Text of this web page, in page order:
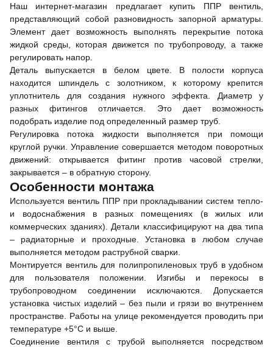
Наш интернет-магазин предлагает купить ППР вентиль,
представляющий собой разновидность запорной арматуры.
Элемент дает возможность выполнять перекрытие потока
жидкой среды, которая движется по трубопроводу, а также
регулировать напор.
Деталь выпускается в белом цвете. В полости корпуса
находится шпиндель с золотником, к которому крепится
уплотнитель для создания нужного эффекта. Диаметр у
разных фитингов отличается. Это дает возможность
подобрать изделие под определенный размер труб.
Регулировка потока жидкости выполняется при помощи
круглой ручки. Управление совершается методом поворотных
движений: открывается фитинг против часовой стрелки,
закрывается – в обратную сторону.
Особенности монтажа
Используется вентиль ППР при прокладывании систем тепло-
и водоснабжения в разных помещениях (в жилых или
коммерческих зданиях). Детали классифицируют на два типа
– радиаторные и проходные. Установка в любом случае
выполняется методом раструбной сварки.
Монтируется вентиль для полипропиленовых труб в удобном
для пользователя положении. Изгибы и перекосы в
трубопроводном соединении исключаются. Допускается
установка чистых изделий – без пыли и грязи во внутреннем
пространстве. Работы на улице рекомендуется проводить при
температуре +5°С и выше.
Соединение вентиля с трубой выполняется посредством